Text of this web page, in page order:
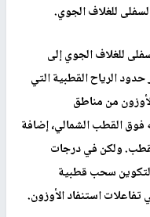
للغلاف الجوي.
للغلاف الجوي إلى
الرياح القطبية التي
من مناطق
فوق القطب الشمالي، إضافة
ولكن في درجات
لتكوين سحب قطبية
استنفاد الأوزون.